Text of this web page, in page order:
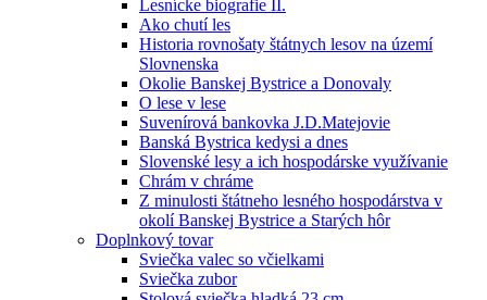
Lesnícke biografie II.
Ako chutí les
Historia rovnošaty štátnych lesov na území
Slovnenska
Okolie Banskej Bystrice a Donovaly
O lese v lese
Suvenírová bankovka J.D.Matejovie
Banská Bystrica kedysi a dnes
Slovenské lesy a ich hospodárske využívanie
Chrám v chráme
Z minulosti štátneho lesného hospodárstva v
okolí Banskej Bystrice a Starých hôr
Doplnkový tovar
Sviečka valec so včielkami
Sviečka zubor